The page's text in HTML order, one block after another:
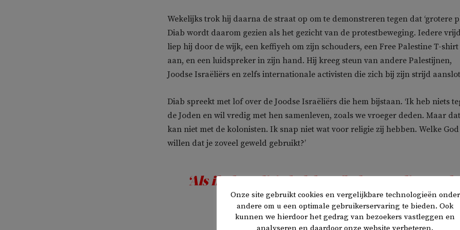
Wekelijks trok hij daarna de straat op om te demonstreren tegen dat ‘grotere
Diab wordt daarom gezien als het gezicht van de protestbeweging. Iedere
liep hij door de wijk, een keffiyeh om zijn schouders, een Free Palestine T-shirt
aan, en een luidspreker in zijn hand. Hij kreeg steun van andere Palestijnen,
Joodse Israëliërs en zelfs internationale activisten die zich bij zijn strijd
Diab spreekt met lof over de Joodse Israëliërs die hem bijstaan. ‘Ik heb niets
de Joden en wil vredig met hen samenleven, zoals we vroeger deden. Maar dat
kan niet met de kolonisten. Ik snap niet wat voor religie zij hebben. Welke
willen dat je zoveel geweld gebruikt?’
‘Als ik de politie bel, ben ík degene die wordt
opgepakt’
Onze site gebruikt cookies en vergelijkbare technologieën onder
andere om u een optimale gebruikerservaring te bieden. Ook
kunnen we hierdoor het gedrag van bezoekers vastleggen en